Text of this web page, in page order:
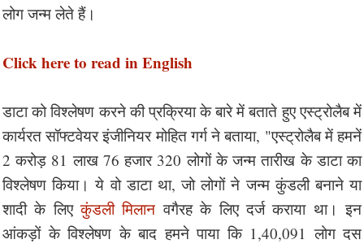
लोग जन्म लेते हैं।
Click here to read in English
डाटा को विश्लेषण करने की प्रक्रिया के बारे में बताते हुए एस्ट्रोलैब में
कार्यरत सॉफ्टवेयर इंजीनियर मोहित गर्ग ने बताया, "एस्ट्रोलैब में हमनें
2 करोड़ 81 लाख 76 हजार 320 लोगों के जन्म तारीख के डाटा का
विश्लेषण किया। ये वो डाटा था, जो लोगों ने जन्म कुंडली बनाने या
शादी के लिएकुंडली मिलान वगैरह के लिए दर्ज कराया था। इन
आंकड़ों के विश्लेषण के बाद हमने पाया कि 1,40,091 लोग दस